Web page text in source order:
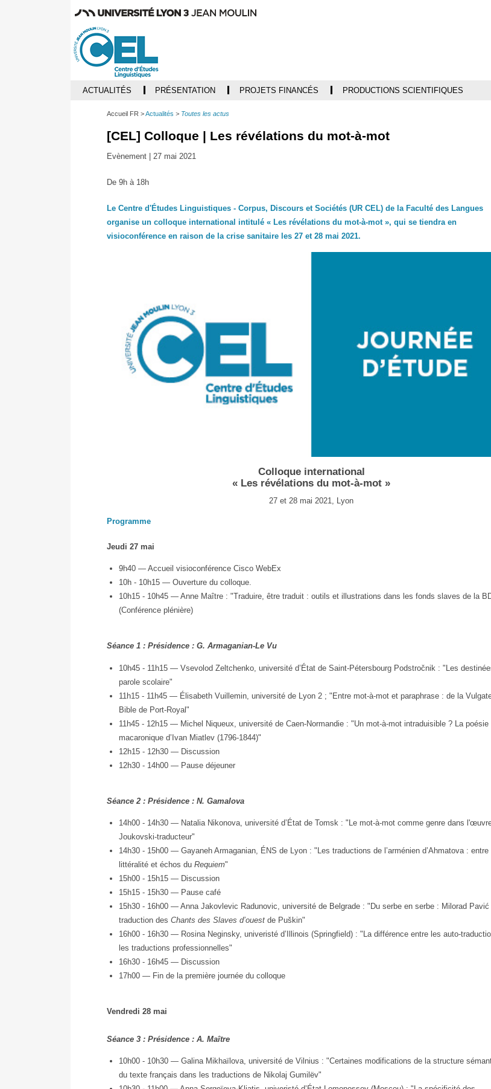
ACTUALITÉS PRÉSENTATION PROJETS FINANCÉS PRODUCTIONS SCIENTIFIQUES
Accueil FR Actualités Toutes les actus
[CEL] Colloque | Les révélations du mot-à-mot
Evènement | 27 mai 2021
De 9h à 18h
Le Centre d'Études Linguistiques - Corpus, Discours et Sociétés (UR CEL) de la Faculté des Langues
organise un colloque international intitulé « Les révélations du mot-à-mot », qui se tiendra en
visioconférence en raison de la crise sanitaire les 27 et 28 mai 2021.
Colloque international
« Les révélations du mot-à-mot »
27 et 28 mai 2021, Lyon
Programme
Jeudi 27 mai
9h40 — Accueil visioconférence Cisco WebEx
10h - 10h15 — Ouverture du colloque.
10h15 - 10h45 — Anne Maître : "Traduire, être traduit : outils et illustrations dans les fonds slaves de la
(Conférence plénière)
Séance 1 : Présidence : G. Armaganian-Le Vu
10h45 - 11h15 — Vsevolod Zeltchenko, université d’État de Saint-Pétersbourg Podstročnik : "Les
parole scolaire"
11h15 - 11h45 — Élisabeth Vuillemin, université de Lyon 2 ; "Entre mot-à-mot et paraphrase : de la
Bible de Port-Royal"
11h45 - 12h15 — Michel Niqueux, université de Caen-Normandie : "Un mot-à-mot intraduisible ? La poésie
macaronique d’Ivan Miatlev (1796-1844)"
12h15 - 12h30 — Discussion
12h30 - 14h00 — Pause déjeuner
Séance 2 : Présidence : N. Gamalova
14h00 - 14h30 — Natalia Nikonova, université d’État de Tomsk : "Le mot-à-mot comme genre dans
Joukovski-traducteur"
14h30 - 15h00 — Gayaneh Armaganian, ÉNS de Lyon : "Les traductions de l’arménien d’Ahmatova : entre
littéralité et échos duRequiem"
15h00 - 15h15 — Discussion
15h15 - 15h30 — Pause café
15h30 - 16h00 — Anna Jakovlevic Radunovic, université de Belgrade : "Du serbe en serbe : Milorad
traduction des Chants des Slaves d’ouestde Puškin"
16h00 - 16h30 — Rosina Neginsky, univeristé d’Illinois (Springfield) : "La différence entre les auto-
les traductions professionnelles"
16h30 - 16h45 — Discussion
17h00 — Fin de la première journée du colloque
Vendredi 28 mai
Séance 3 : Présidence : A. Maître
10h00 - 10h30 — Galina Mikhaïlova, université de Vilnius : "Certaines modifications de la structure
du texte français dans les traductions de Nikolaj Gumilëv"